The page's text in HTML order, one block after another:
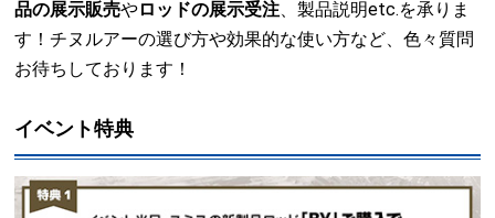
品の展示販売やロッドの展示受注、製品説明etc.を承りま
す！チヌルアーの選び方や効果的な使い方など、色々質問
お待ちしております！
イベント特典